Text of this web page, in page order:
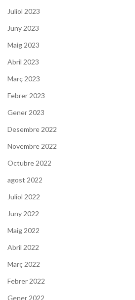
Juliol 2023
Juny 2023
Maig 2023
Abril 2023
Març 2023
Febrer 2023
Gener 2023
Desembre 2022
Novembre 2022
Octubre 2022
agost 2022
Juliol 2022
Juny 2022
Maig 2022
Abril 2022
Març 2022
Febrer 2022
Gener 2022